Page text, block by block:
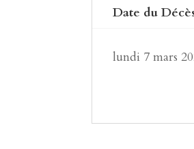
Date du
lundi 7 mars